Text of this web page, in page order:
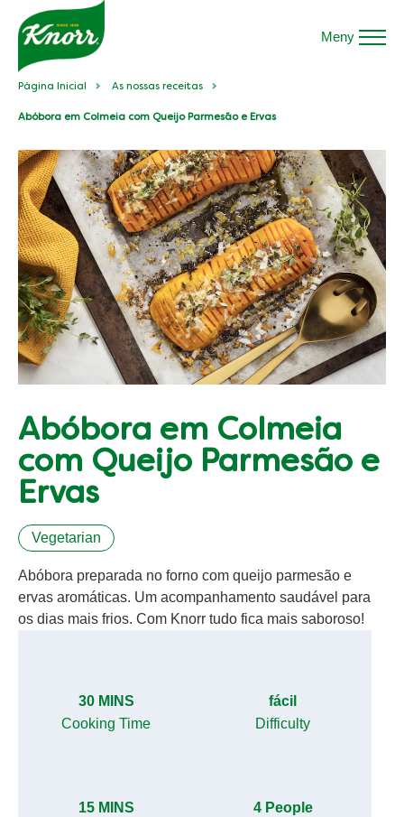
Meny
Página Inicial As nossas receitas
Abóbora em Colmeia com Queijo Parmesão e Ervas
Abóbora em Colmeia
com Queijo Parmesão e
Ervas
Vegetarian
Abóbora preparada no forno com queijo parmesão e
ervas aromáticas. Um acompanhamento saudável para
os dias mais frios. Com Knorr tudo fica mais saboroso!
30 MINS
Cooking Time
fácil
Difficulty
15 MINS
4 People